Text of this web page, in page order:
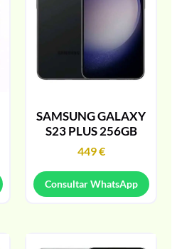
SAMSUNG GALAXY
S23 PLUS 256GB
449€
Consultar WhatsApp